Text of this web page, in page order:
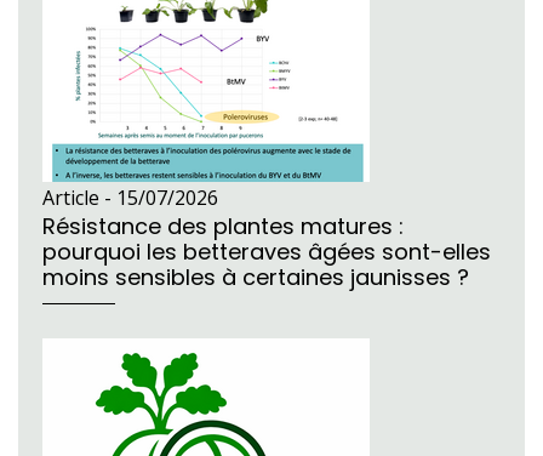
Article - 15/07/2026
Résistance des plantes matures :
pourquoi les betteraves âgées sont-elles
moins sensibles à certaines jaunisses ?